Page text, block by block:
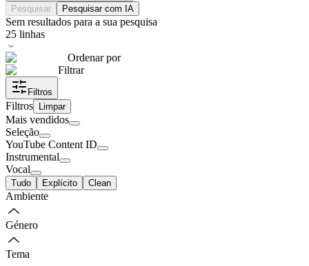
Pesquisar Pesquisar com IA
Sem resultados para a sua pesquisa
25 linhas
Ordenar por
Filtrar
Filtros
Filtros Limpar
Mais vendidos
Seleção
YouTube Content ID
Instrumental
Vocal
Tudo Explícito Clean
Ambiente
Género
Tema